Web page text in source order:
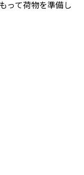
って荷物を準備し